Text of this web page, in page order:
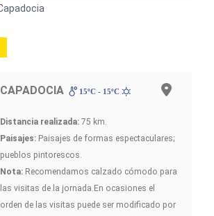
CAPADOCIA 15ºC - 15ºC
Distancia realizada: 75 km.
Paisajes: Paisajes de formas espectaculares;
pueblos pintorescos.
Nota: Recomendamos calzado cómodo para
las visitas de la jornada.En ocasiones el
orden de las visitas puede ser modificado por